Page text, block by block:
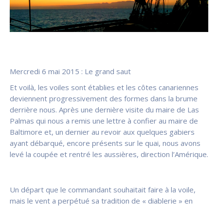
Mercredi 6 mai 2015 : Le grand saut
Et voilà, les voiles sont établies et les côtes canariennes
deviennent progressivement des formes dans la brume
derrière nous. Après une dernière visite du maire de Las
Palmas qui nous a remis une lettre à confier au maire de
Baltimore et, un dernier au revoir aux quelques gabiers
ayant débarqué, encore présents sur le quai, nous avons
levé la coupée et rentré les aussières, direction l’Amérique.
Un départ que le commandant souhaitait faire à la voile,
mais le vent a perpétué sa tradition de « diablerie » en